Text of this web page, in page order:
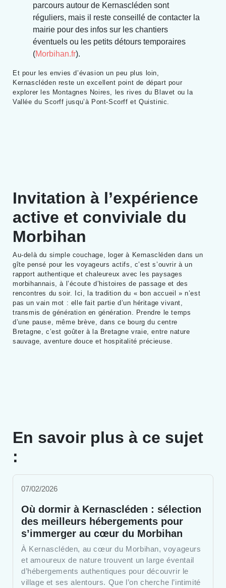
parcours autour de Kernascléden sont
réguliers, mais il reste conseillé de contacter la
mairie pour des infos sur les chantiers
éventuels ou les petits détours temporaires
(Morbihan.fr).
Et pour les envies d’évasion un peu plus loin,
Kernascléden reste un excellent point de départ pour
explorer les Montagnes Noires, les rives du Blavet ou la
Vallée du Scorff jusqu’à Pont-Scorff et Quistinic.
Invitation à l’expérience
active et conviviale du
Morbihan
Au-delà du simple couchage, loger à Kernascléden dans un
gîte pensé pour les voyageurs actifs, c’est s’ouvrir à un
rapport authentique et chaleureux avec les paysages
morbihannais, à l’écoute d’histoires de passage et des
rencontres du soir. Ici, la tradition du « bon accueil » n’est
pas un vain mot : elle fait partie d’un héritage vivant,
transmis de génération en génération. Prendre le temps
d’une pause, même brève, dans ce bourg du centre
Bretagne, c’est goûter à la Bretagne vraie, entre nature
sauvage, aventure douce et hospitalité précieuse.
En savoir plus à ce sujet
:
07/02/2026
Où dormir à Kernascléden : sélection
des meilleurs hébergements pour
s’immerger au cœur du Morbihan
À Kernascléden, au cœur du Morbihan, voyageurs
et amoureux de nature trouvent un large éventail
d’hébergements authentiques pour découvrir le
village et ses alentours. Que l’on cherche l’intimité